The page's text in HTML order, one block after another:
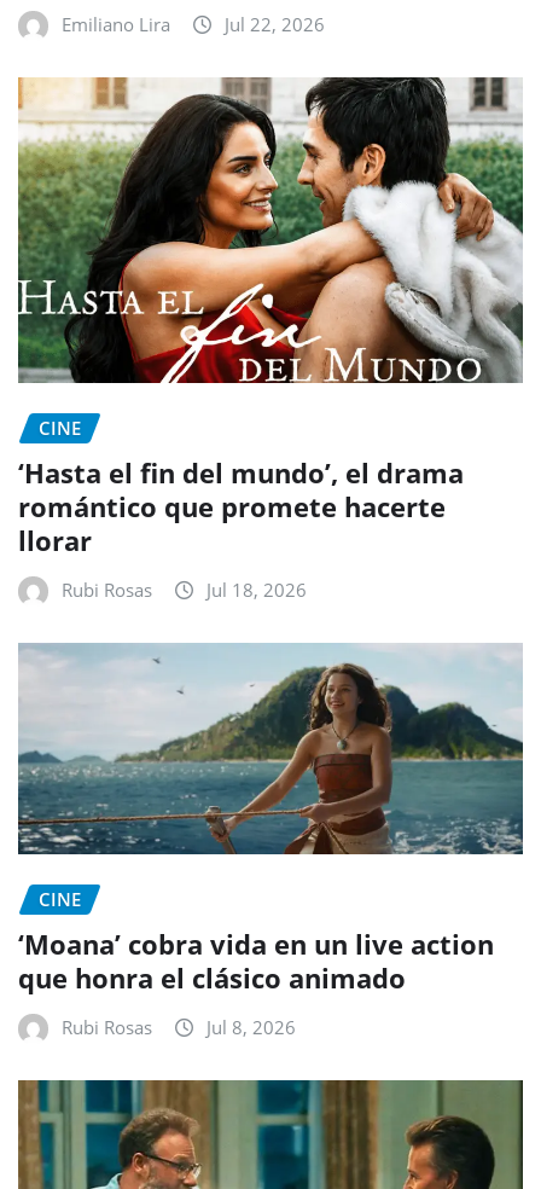
Emiliano Lira Jul 22, 2026
CINE
‘Hasta el fin del mundo’, el drama
romántico que promete hacerte
llorar
Rubi Rosas Jul 18, 2026
CINE
‘Moana’ cobra vida en un live action
que honra el clásico animado
Rubi Rosas Jul 8, 2026